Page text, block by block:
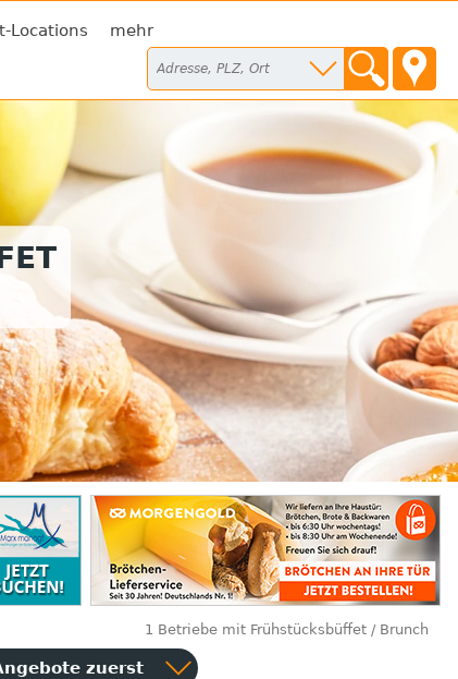
Locations mehr
1 Betriebe mit Frühstücksbüffet / Brunch
zuerst